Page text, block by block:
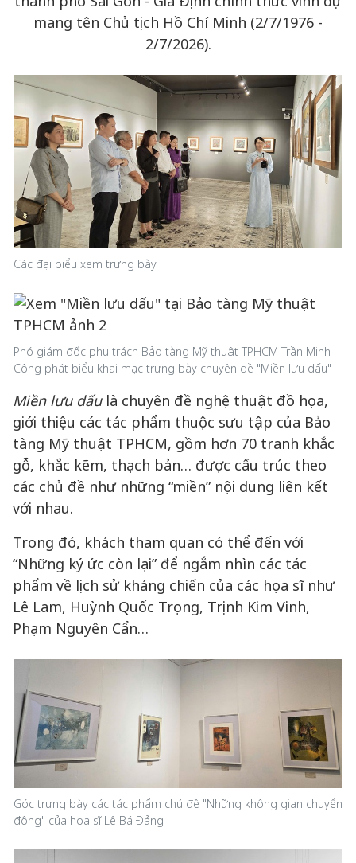
mang tên Chủ tịch Hồ Chí Minh (2/7/1976 -
2/7/2026).
Các đại biểu xem trưng bày
Phó giám đốc phụ trách Bảo tàng Mỹ thuật TPHCM Trần Minh
Công phát biểu khai mạc trưng bày chuyên đề "Miền lưu dấu"
Miền lưu dấulà chuyên đề nghệ thuật đồ họa,
giới thiệu các tác phẩm thuộc sưu tập của Bảo
tàng Mỹ thuật TPHCM, gồm hơn 70 tranh khắc
gỗ, khắc kẽm, thạch bản… được cấu trúc theo
các chủ đề như những “miền” nội dung liên kết
với nhau.
Trong đó, khách tham quan có thể đến với
“Những ký ức còn lại” để ngắm nhìn các tác
phẩm về lịch sử kháng chiến của các họa sĩ như
Lê Lam, Huỳnh Quốc Trọng, Trịnh Kim Vinh,
Phạm Nguyên Cẩn…
Góc trưng bày các tác phẩm chủ đề "Những không gian chuyển
động" của họa sĩ Lê Bá Đảng